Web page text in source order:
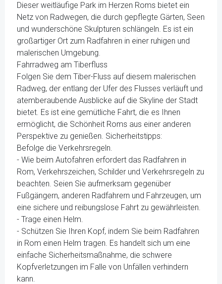
Dieser weitläufige Park im Herzen Roms bietet ein
Netz von Radwegen, die durch gepflegte Gärten, Seen
und wunderschöne Skulpturen schlängeln. Es ist ein
großartiger Ort zum Radfahren in einer ruhigen und
malerischen Umgebung.
Fahrradweg am Tiberfluss
Folgen Sie dem Tiber-Fluss auf diesem malerischen
Radweg, der entlang der Ufer des Flusses verläuft und
atemberaubende Ausblicke auf die Skyline der Stadt
bietet. Es ist eine gemütliche Fahrt, die es Ihnen
ermöglicht, die Schönheit Roms aus einer anderen
Perspektive zu genießen. Sicherheitstipps:
Befolge die Verkehrsregeln.
- Wie beim Autofahren erfordert das Radfahren in
Rom, Verkehrszeichen, Schilder und Verkehrsregeln zu
beachten. Seien Sie aufmerksam gegenüber
Fußgängern, anderen Radfahrern und Fahrzeugen, um
eine sichere und reibungslose Fahrt zu gewährleisten.
- Trage einen Helm.
- Schützen Sie Ihren Kopf, indem Sie beim Radfahren
in Rom einen Helm tragen. Es handelt sich um eine
einfache Sicherheitsmaßnahme, die schwere
Kopfverletzungen im Falle von Unfällen verhindern
kann.